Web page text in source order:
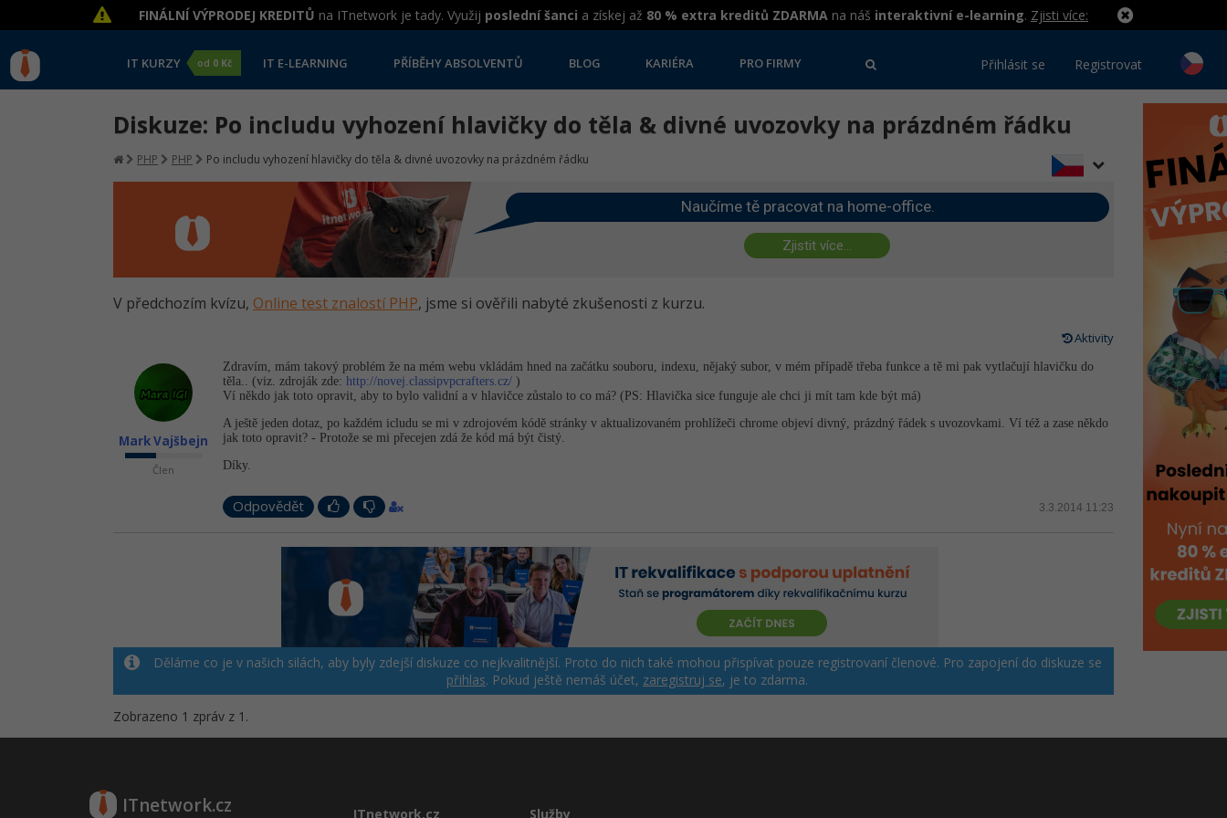
FINÁLNÍ VÝPRODEJ KREDITŮ na ITnetwork je tady. Využij poslední šanci a získej až 80 % extra kreditů ZDARMA na náš interaktivní e-learning. Zjisti více:
IT KURZY od 0 Kč IT E-LEARNING PŘÍBĚHY ABSOLVENTŮ BLOG KARIÉRA PRO FIRMY Přihlásit se Registrovat
Diskuze: Po includu vyhození hlavičky do těla & divné uvozovky na prázdném řádku
PHP PHP Po includu vyhození hlavičky do těla & divné uvozovky na prázdném řádku
Naučíme tě pracovat na home-office.
Zjistit více...
V předchozím kvízu, Online test znalostí PHP, jsme si ověřili nabyté zkušenosti z kurzu.
Aktivity
Mark Vajšbejn
Člen
Zdravím, mám takový problém že na mém webu vkládám hned na začátku souboru, indexu, nějaký subor, v mém případě třeba funkce a tě mi pak vytlačují hlavičku do
těla.. (viz. zdroják zde: http://novej.classipvpcrafters.cz/ )
Ví někdo jak toto opravit, aby to bylo validní a v hlavičce zůstalo to co má? (PS: Hlavička sice funguje ale chci ji mít tam kde být má)
A ještě jeden dotaz, po každém icludu se mi v zdrojovém kódě stránky v aktualizovaném prohlížeči chrome objeví divný, prázdný řádek s uvozovkami. Ví též a zase někdo
jak toto opravit? - Protože se mi přecejen zdá že kód má být čistý.
Díky.
Odpovědět 3.3.2014 11:23
Děláme co je v našich silách, aby byly zdejší diskuze co nejkvalitnější. Proto do nich také mohou přispívat pouze registrovaní členové. Pro zapojení do diskuze se
přihlas. Pokud ještě nemáš účet, zaregistruj se, je to zdarma.
Zobrazeno 1 zpráv z 1.
ITnetwork.cz ITnetwork.cz Služby